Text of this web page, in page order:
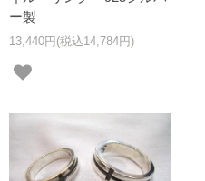
ー製
13,440円(税込14,784円)